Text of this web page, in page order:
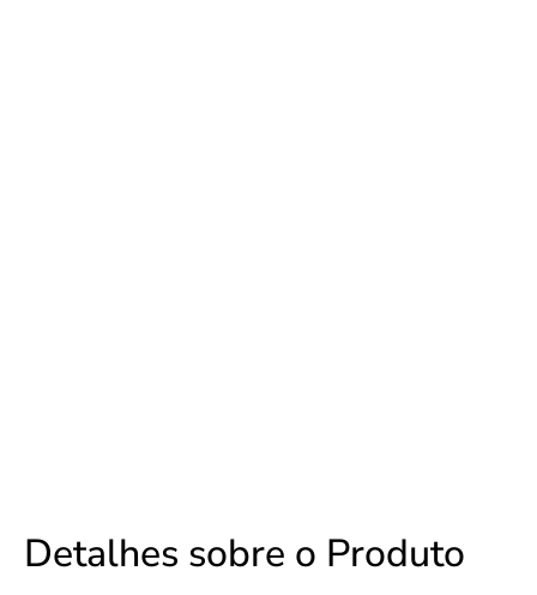
Detalhes sobre o Produto